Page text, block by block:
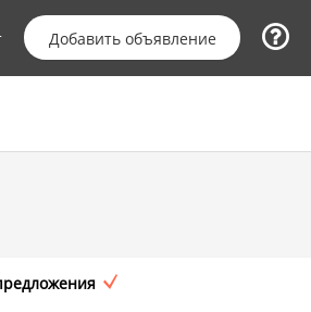
Добавить объявление